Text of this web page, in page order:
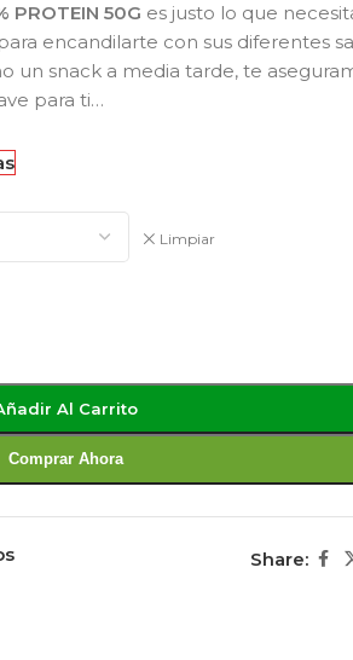
PROTEIN 50G es justo lo que
encandilarte con sus diferentes
un snack a media tarde, te
para ti…
Limpiar
Al Carrito
Comprar Ahora
Share: